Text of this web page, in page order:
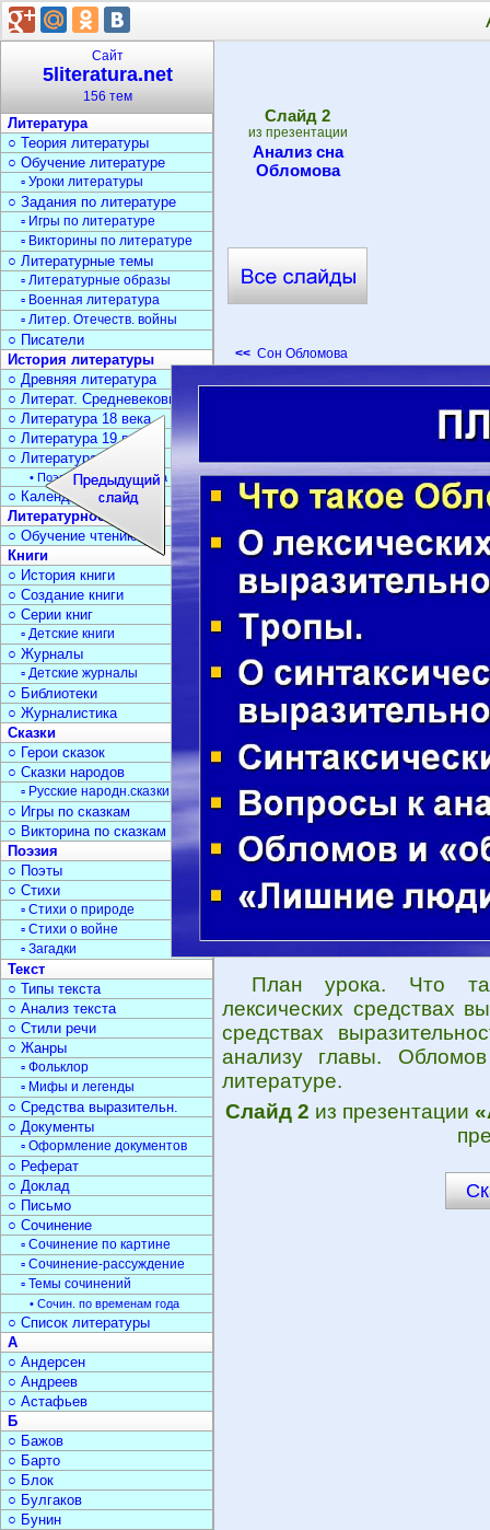
Cлайд 2
из презентации
Анализ сна
Обломова
<< Сон Обломова
План урока. Что
лексических средствах
средствах
анализу главы.
литературе.
Слайд 2 из презентации
Сайт
5literatura.net
156 тем
Литература
○ Теория литературы
○ Обучение литературе
▫ Уроки литературы
○ Задания по литературе
▫ Игры по литературе
▫ Викторины по литературе
○ Литературные темы
▫ Литературные образы
▫ Военная литература
▫ Литер. Отечеств. войны
○ Писатели
История литературы
○ Древняя литература
○ Литерат. Средневековья
○ Литература 18 века
○ Литература 19 века
○ Литература 20 века
• Поэзия Серебрян. века
○ Календарь дат
Литературное чтение
○ Обучение чтению
Книги
○ История книги
○ Создание книги
○ Серии книг
▫ Детские книги
○ Журналы
▫ Детские журналы
○ Библиотеки
○ Журналистика
Сказки
○ Герои сказок
○ Сказки народов
▫ Русские народн.сказки
○ Игры по сказкам
○ Викторина по сказкам
Поэзия
○ Поэты
○ Стихи
▫ Стихи о природе
▫ Стихи о войне
▫ Загадки
Текст
○ Типы текста
○ Анализ текста
○ Стили речи
○ Жанры
▫ Фольклор
▫ Мифы и легенды
○ Средства выразительн.
○ Документы
▫ Оформление документов
○ Реферат
○ Доклад
○ Письмо
○ Сочинение
▫ Сочинение по картине
▫ Сочинение-рассуждение
▫ Темы сочинений
• Сочин. по временам года
○ Список литературы
А
○ Андерсен
○ Андреев
○ Астафьев
Б
○ Бажов
○ Барто
○ Блок
○ Булгаков
○ Бунин